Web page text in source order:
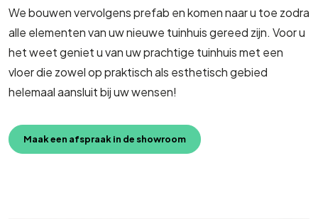
We bouwen vervolgens prefab en komen naar u toe zodra
alle elementen van uw nieuwe tuinhuis gereed zijn. Voor u
het weet geniet u van uw prachtige tuinhuis met een
vloer die zowel op praktisch als esthetisch gebied
helemaal aansluit bij uw wensen!
Maak een afspraak in de showroom